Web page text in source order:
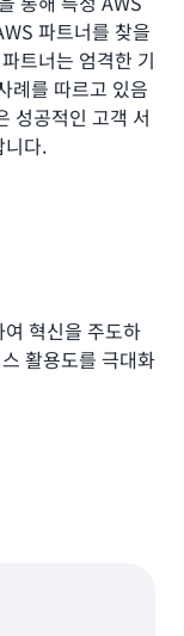
파트너를 찾을
트너는 엄격한 기
례를 따르고 있음
성공적인 고객 서
니다.
혁신을 주도하
활용도를 극대화